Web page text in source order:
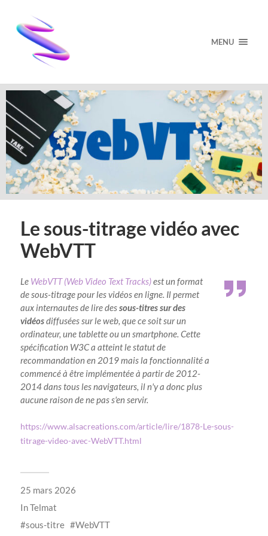
MENU
Le sous-titrage vidéo avec
WebVTT
Le WebVTT (Web Video Text Tracks)est un format
de sous-titrage pour les vidéos en ligne. Il permet
aux internautes de lire dessous-titres sur des
vidéosdiffusées sur le web, que ce soit sur un
ordinateur, une tablette ou un smartphone. Cette
spécification W3C a atteint le statut de
recommandation en 2019 mais la fonctionnalité a
commencé à être implémentée à partir de 2012-
2014 dans tous les navigateurs, il n'y a donc plus
aucune raison de ne pas s'en servir.
https://www.alsacreations.com/article/lire/1878-Le-sous-
titrage-video-avec-WebVTT.html
25 mars 2026
InTelmat
sous-titre
WebVTT